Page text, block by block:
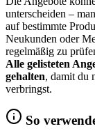
unterscheiden –
auf bestimmte
Neukunden oder
regelmäßig zu
Alle gelisteten
gehalten, damit du
verbringst.
So